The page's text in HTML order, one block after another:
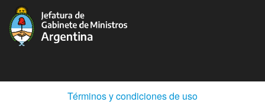
Términos y condiciones de uso(Abre